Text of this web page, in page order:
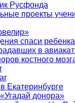
Русфонда
проекты
спаси
в
костного
Екатеринбурге
донора»